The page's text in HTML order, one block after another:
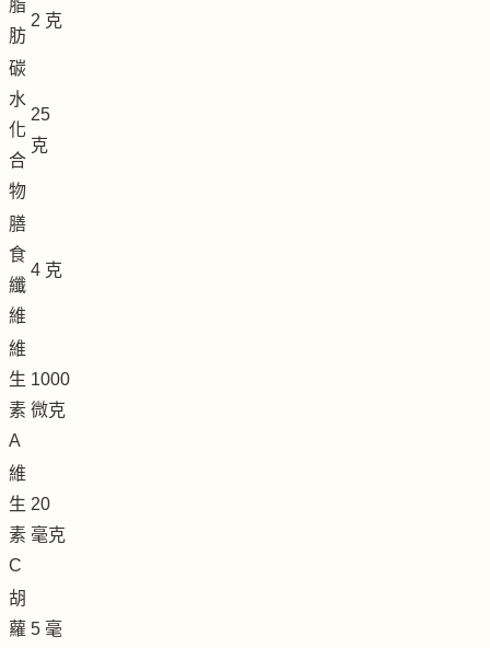
脂
肪
2 克
碳
水
化
合
物
25
克
膳
食
纖
維
4 克
維
生
素
A
1000
微克
維
生
素
C
20
毫克
胡
蘿 5 毫